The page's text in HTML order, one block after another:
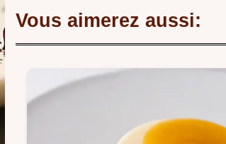
Vous aimerez aussi: